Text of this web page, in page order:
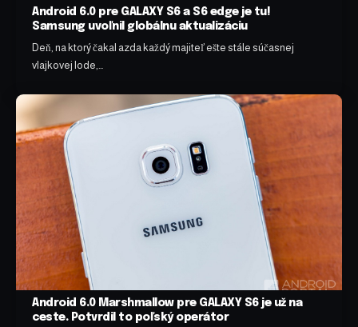
Android 6.0 pre GALAXY S6 a S6 edge je tu!
Samsung uvoľnil globálnu aktualizáciu
Deň, na ktorý čakal azda každý majiteľ ešte stále súčasnej
vlajkovej lode,…
Android 6.0 Marshmallow pre GALAXY S6 je už na
ceste. Potvrdil to poľský operátor